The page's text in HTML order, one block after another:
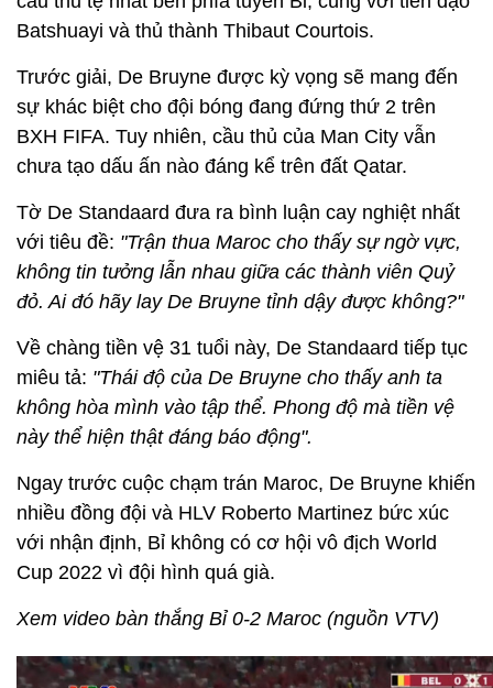
Batshuayi và thủ thành Thibaut Courtois.
Trước giải, De Bruyne được kỳ vọng sẽ mang đến
sự khác biệt cho đội bóng đang đứng thứ 2 trên
BXH FIFA. Tuy nhiên, cầu thủ của Man City vẫn
chưa tạo dấu ấn nào đáng kể trên đất Qatar.
Tờ De Standaard đưa ra bình luận cay nghiệt nhất
với tiêu đề: "Trận thua Maroc cho thấy sự ngờ vực,
không tin tưởng lẫn nhau giữa các thành viên Quỷ
đỏ. Ai đó hãy lay De Bruyne tỉnh dậy được không?"
Về chàng tiền vệ 31 tuổi này, De Standaard tiếp tục
miêu tả: "Thái độ của De Bruyne cho thấy anh ta
không hòa mình vào tập thể. Phong độ mà tiền vệ
này thể hiện thật đáng báo động".
Ngay trước cuộc chạm trán Maroc, De Bruyne khiến
nhiều đồng đội và HLV Roberto Martinez bức xúc
với nhận định, Bỉ không có cơ hội vô địch World
Cup 2022 vì đội hình quá già.
Xem video bàn thắng Bỉ 0-2 Maroc (nguồn VTV)